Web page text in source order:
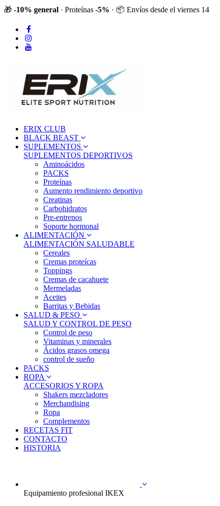
🎁 -10% general · Proteínas -5% · 📦 Envíos desde el viernes 14
ERIX CLUB
BLACK BEAST
SUPLEMENTOS
SUPLEMENTOS DEPORTIVOS
Aminoácidos
PACKS
Proteínas
Aumento rendimiento deportivo
Creatinas
Carbohidratos
Pre-entrenos
Soporte hormonal
ALIMENTACIÓN
ALIMENTACIÓN SALUDABLE
Cereales
Cremas proteícas
Toppings
Cremas de cacahuete
Mermeladas
Aceites
Barritas y Bebidas
SALUD & PESO
SALUD Y CONTROL DE PESO
Control de peso
Vitaminas y minerales
Ácidos grasos omega
control de sueño
PACKS
ROPA
ACCESORIOS Y ROPA
Shakers mezcladores
Merchandising
Ropa
Complementos
RECETAS FIT
CONTACTO
HISTORIA
Equipamiento profesional IKEX